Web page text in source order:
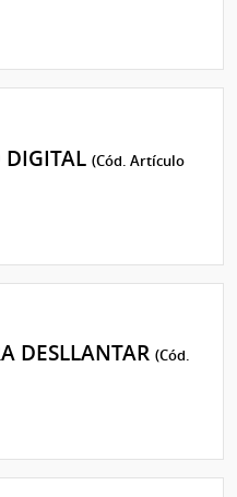
DIGITAL(Cód. Artículo
DESLLANTAR(Cód.